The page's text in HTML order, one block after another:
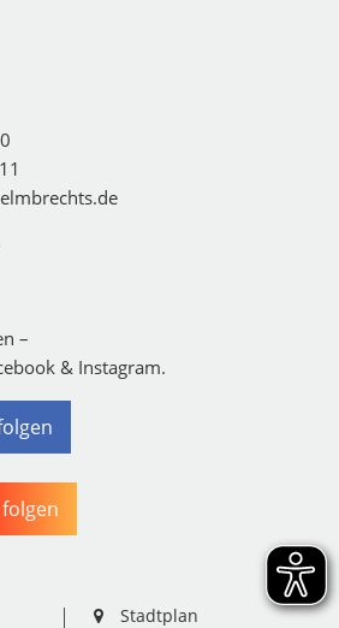
–
& Instagram.
Stadtplan